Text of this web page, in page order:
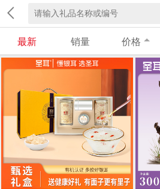
最新 销量 价格